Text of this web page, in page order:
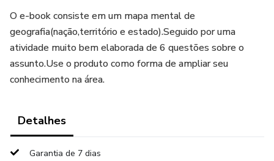
O e-book consiste em um mapa mental de
geografia(nação,território e estado).Seguido por uma
atividade muito bem elaborada de 6 questões sobre o
assunto.Use o produto como forma de ampliar seu
conhecimento na área.
Detalhes
Garantia de 7 dias